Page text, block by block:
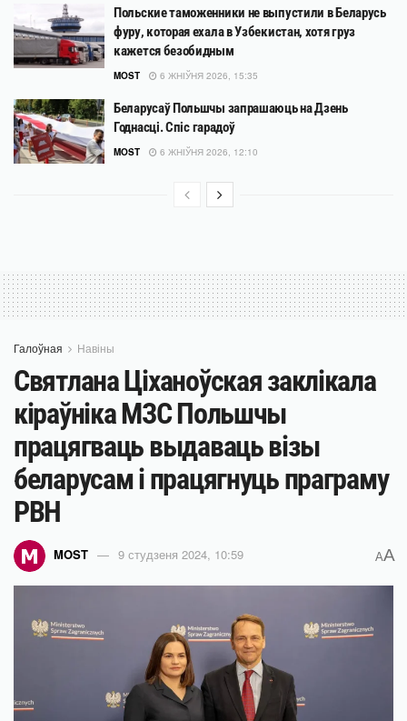
Польские таможенники не выпустили в Беларусь
фуру, которая ехала в Узбекистан, хотя груз
кажется безобидным
MOST 6 ЖНІЎНЯ 2026, 15:35
Беларусаў Польшчы запрашаюць на Дзень
Годнасці. Спіс гарадоў
MOST 6 ЖНІЎНЯ 2026, 12:10
Галоўная Навіны
Святлана Ціханоўская заклікала
кіраўніка МЗС Польшчы
працягваць выдаваць візы
беларусам і працягнуць праграму
PBH
MOST 9 студзеня 2024, 10:59 AA